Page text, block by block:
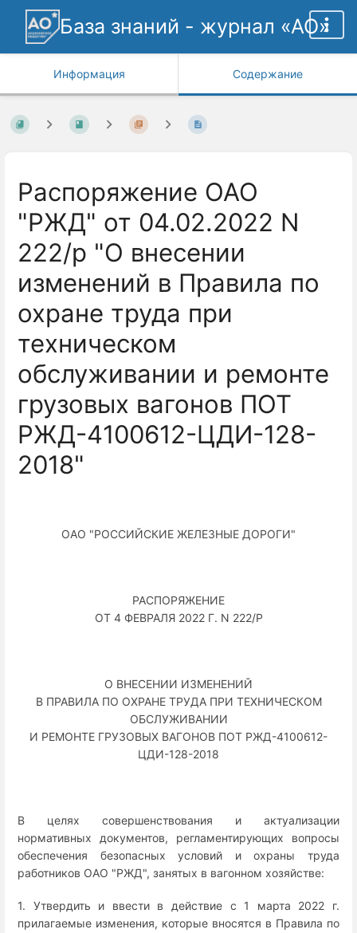
База знаний - журнал «АО»
Информация Содержание
Распоряжение ОАО
"РЖД" от 04.02.2022 N
222/р "О внесении
изменений в Правила по
охране труда при
техническом
обслуживании и ремонте
грузовых вагонов ПОТ
РЖД-4100612-ЦДИ-128-
2018"
ОАО "РОССИЙСКИЕ ЖЕЛЕЗНЫЕ ДОРОГИ"
РАСПОРЯЖЕНИЕ
ОТ 4 ФЕВРАЛЯ 2022 Г. N 222/Р
О ВНЕСЕНИИ ИЗМЕНЕНИЙ
В ПРАВИЛА ПО ОХРАНЕ ТРУДА ПРИ ТЕХНИЧЕСКОМ
ОБСЛУЖИВАНИИ
И РЕМОНТЕ ГРУЗОВЫХ ВАГОНОВ ПОТ РЖД-4100612-
ЦДИ-128-2018
В целях совершенствования и актуализации
нормативных документов, регламентирующих вопросы
обеспечения безопасных условий и охраны труда
работников ОАО "РЖД", занятых в вагонном хозяйстве:
1. Утвердить и ввести в действие с 1 марта 2022 г.
прилагаемые изменения, которые вносятся в Правила по